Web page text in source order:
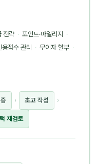
전략 · 포인트·마일리지 ·
용점수 관리 · 무이자 할부 ·
› 초고 작성 ›
재검토